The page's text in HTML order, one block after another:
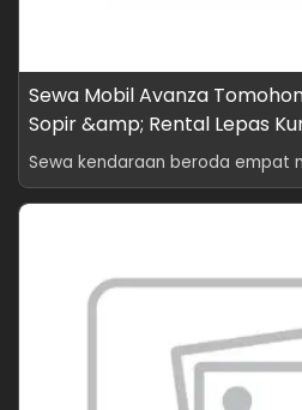
Sewa Mobil Avanza
Sopir &amp; Rental Lepas
Sewa kendaraan beroda empat